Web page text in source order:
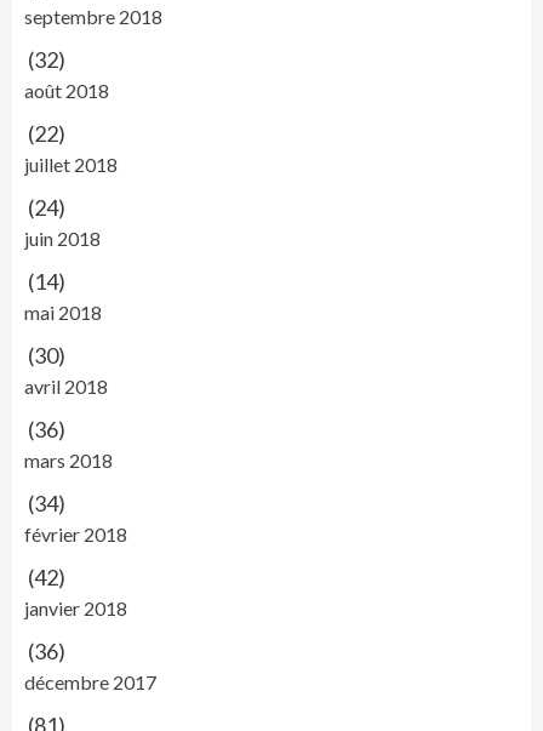
septembre 2018
(32)
août 2018
(22)
juillet 2018
(24)
juin 2018
(14)
mai 2018
(30)
avril 2018
(36)
mars 2018
(34)
février 2018
(42)
janvier 2018
(36)
décembre 2017
(81)